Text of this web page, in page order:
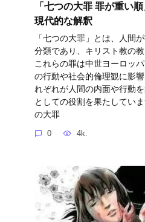
「七つの大罪 罪が重い
現代的な解釈
「七つの大罪」とは、人間
分類であり、キリスト教の教
これらの罪は中世ヨーロッ
の行動や社会的倫理観に影
れぞれが人間の内面や行動
としての役割を果たしてい
の大罪
0 4k.